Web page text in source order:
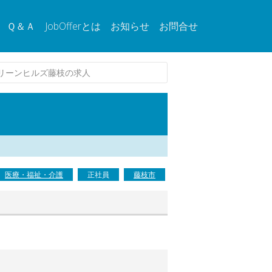
Ｑ＆Ａ JobOfferとは お知らせ お問合せ
ンヒルズ藤枝の求人
医療・福祉・介護 正社員 藤枝市